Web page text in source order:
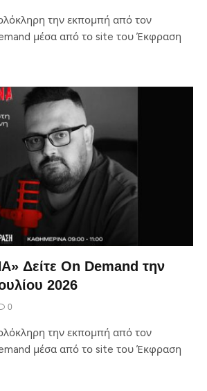
την εκπομπή από τον
μέσα από το site του Έκφραση
Δείτε On Demand την
2026
0
την εκπομπή από τον
μέσα από το site του Έκφραση